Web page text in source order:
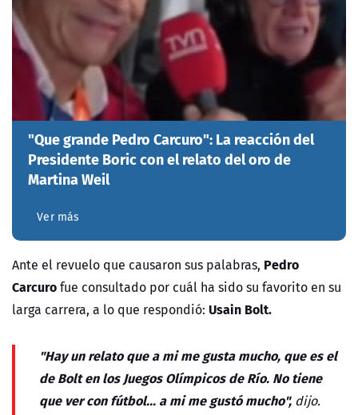
"Que grande Pedro Carcuro": La reacción del
Presidente Boric con el relato del oro de
Martina Weil
Ver más
Ante el revuelo que causaron sus palabras, Pedro
Carcurofue consultado por cuál ha sido su favorito en su
larga carrera, a lo que respondió: Usain Bolt.
"Hay un relato que a mi me gusta mucho, que es el
de Bolt en los Juegos Olímpicos de Río. No tiene
que ver con fútbol... a mi me gustó mucho", dijo.